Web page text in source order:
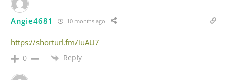
Angie4681 10 months ago
https://shorturl.fm/iuAU7
0 Reply